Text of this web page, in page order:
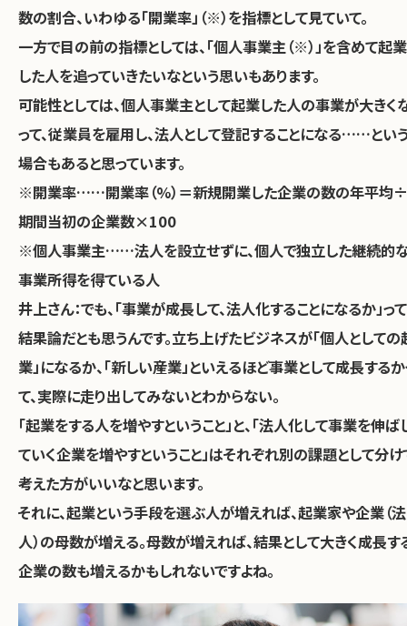
数の割合、いわゆる「開業率」（※）を指標として見ていて。
一方で目の前の指標としては、「個人事業主（※）」を含めて起業
した人を追っていきたいなという思いもあります。
可能性としては、個人事業主として起業した人の事業が大きく
って、従業員を雇用し、法人として登記することになる……とい
場合もあると思っています。
※開業率……開業率（%）＝新規開業した企業の数の年平均÷
期間当初の企業数×100
※個人事業主……法人を設立せずに、個人で独立した継続的
事業所得を得ている人
井上さん：でも、「事業が成長して、法人化することになるか」って
結果論だとも思うんです。立ち上げたビジネスが「個人としての
業」になるか、「新しい産業」といえるほど事業として成長する
て、実際に走り出してみないとわからない。
「起業をする人を増やすということ」と、「法人化して事業を伸ば
ていく企業を増やすということ」はそれぞれ別の課題として分け
考えた方がいいなと思います。
それに、起業という手段を選ぶ人が増えれば、起業家や企業（法
人）の母数が増える。母数が増えれば、結果として大きく成長す
企業の数も増えるかもしれないですよね。